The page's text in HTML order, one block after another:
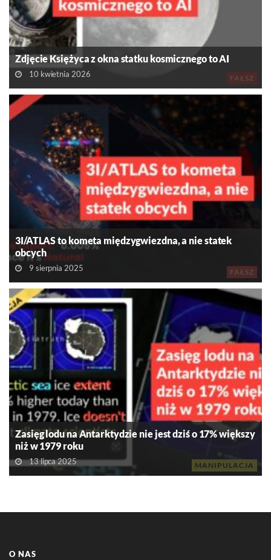
FAŁSZ
Zdjęcie Księżyca z okna statku kosmicznego to AI
10 kwietnia 2026
FAŁSZ
3I/ATLAS to kometa międzygwiezdna, a nie statek
obcych
9 sierpnia 2025
MANIPULACJA
Zasięg lodu na Antarktydzie nie jest dziś o 17% większy
niż w 1979 roku
13 lipca 2025
O NAS